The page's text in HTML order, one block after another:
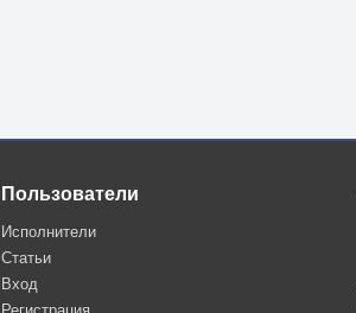
Пользователи
Исполнители
Статьи
Вход